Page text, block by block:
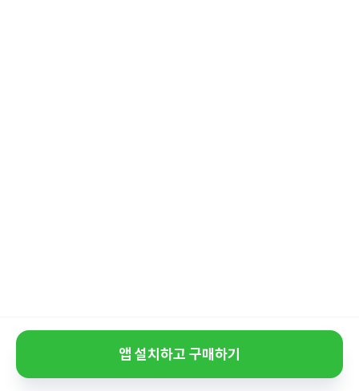
앱 설치하고 구매하기